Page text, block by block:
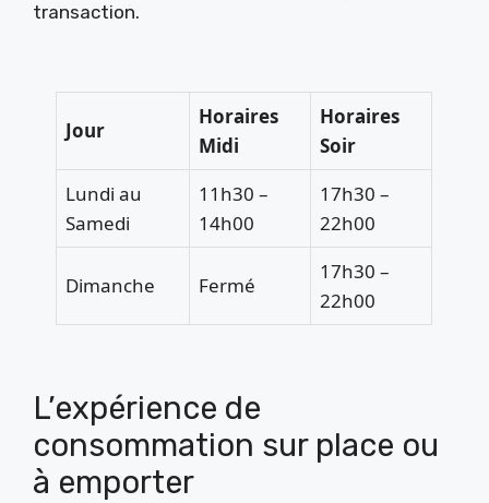
transaction.
Jour
Horaires
Midi
Horaires
Soir
Lundi au
Samedi
11h30 –
14h00
17h30 –
22h00
Dimanche Fermé
17h30 –
22h00
L’expérience de
consommation sur place ou
à emporter